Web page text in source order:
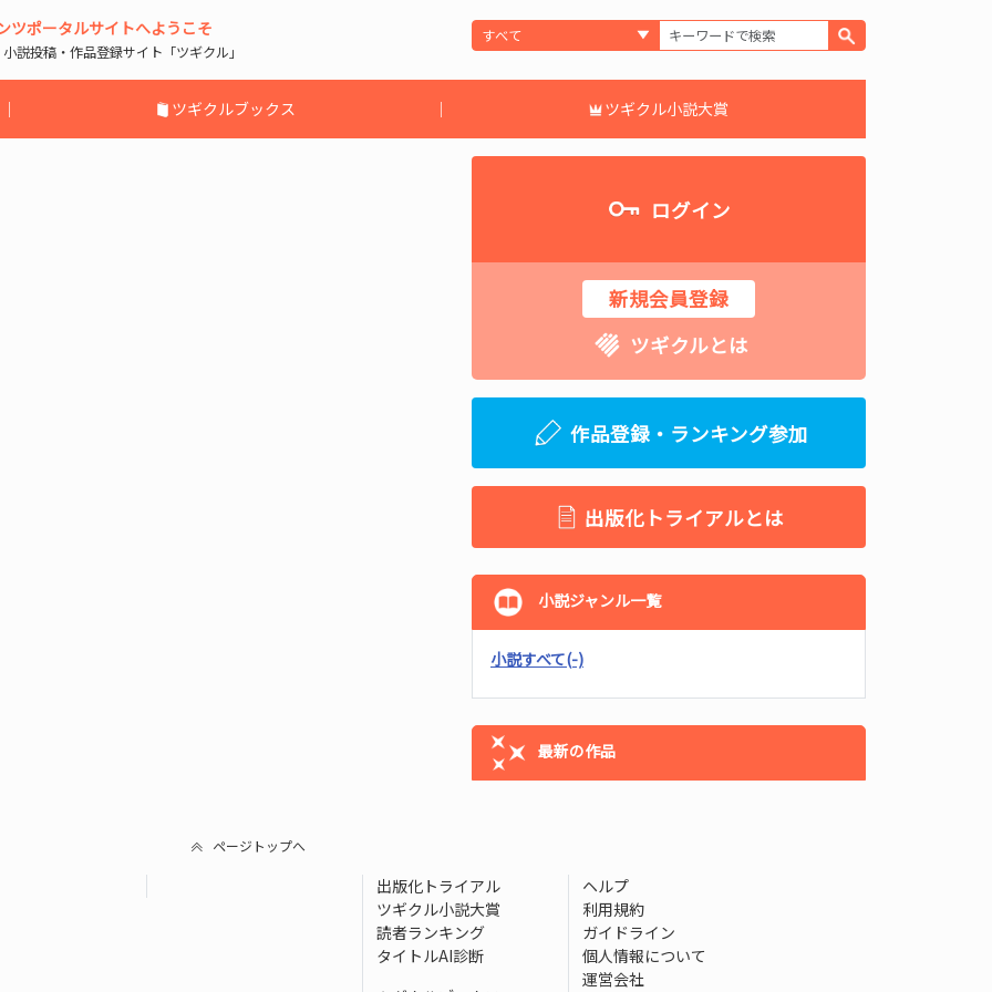
ツポータルサイトへようこそ
説投稿・作品登録サイト「ツギクル」
｜ ツギクルブックス ｜ ツギクル小説大賞
ログイン
新規会員登録
ツギクルとは
作品登録・ランキング参加
出版化トライアルとは
小説ジャンル一覧
小説すべて(-)
最新の作品
ページトップへ
出版化トライアル
ツギクル小説大賞
読者ランキング
タイトルAI診断
ヘルプ
利用規約
ガイドライン
個人情報について
運営会社